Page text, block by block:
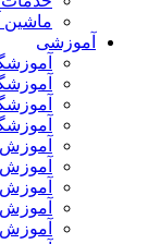
ماشین
آموزشی
آموزش